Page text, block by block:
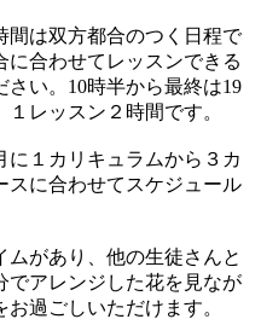
間は双方都合のつく日程で
に合わせてレッスンできる
さい。10時半から最終は19
レッスン２時間です。
に１カリキュラムから３カ
スに合わせてスケジュール
ムがあり、他の生徒さんと
でアレンジした花を見なが
過ごしいただけます。